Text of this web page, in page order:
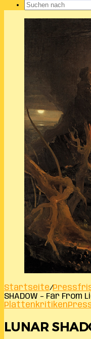
Startseite/
SHADOW – Far From
Plattenkritiken
LUNAR